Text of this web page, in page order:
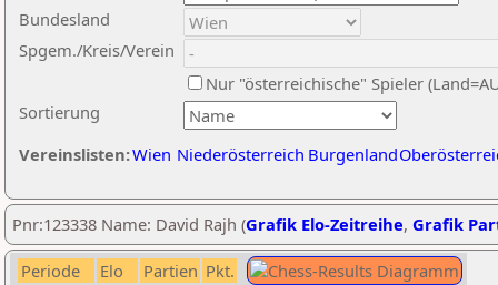
Sortierung
Bundesland
Spgem./Kreis/Verein
Nur "österreichische" Spieler
Vereinslisten:Wien Niederösterreich Burgenland
Pnr:123338 Name: David Rajh (Grafik Elo-Zeitreihe, Grafik
Periode Elo Partien Pkt.